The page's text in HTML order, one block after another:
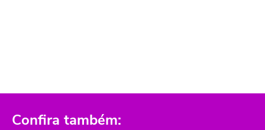
Confira também: